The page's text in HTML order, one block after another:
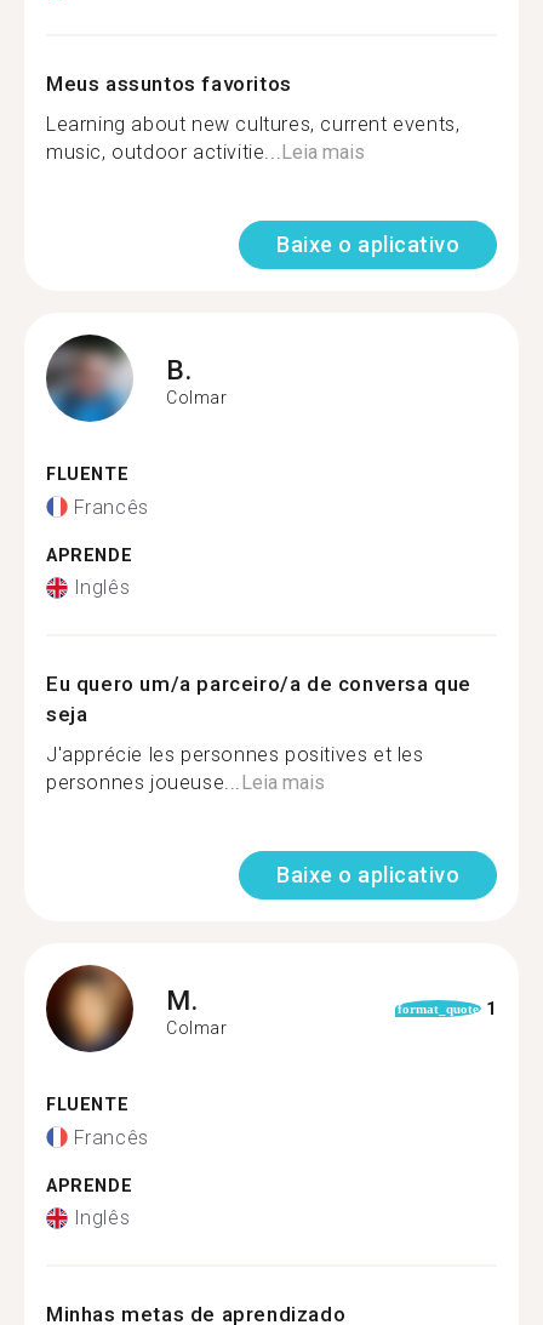
Meus assuntos favoritos
Learning about new cultures, current events,
music, outdoor activitie...Leia mais
Baixe o aplicativo
B.
Colmar
FLUENTE
Francês
APRENDE
Inglês
Eu quero um/a parceiro/a de conversa que
seja
J'apprécie les personnes positives et les
personnes joueuse...Leia mais
Baixe o aplicativo
M.
Colmar
format_quote 1
FLUENTE
Francês
APRENDE
Inglês
Minhas metas de aprendizado